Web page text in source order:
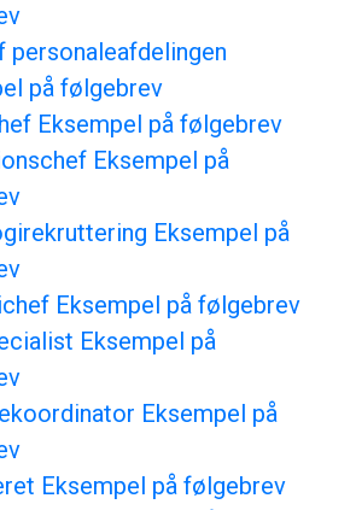
personaleafdelingen
på følgebrev
Eksempel på følgebrev
Eksempel på
Eksempel på
Eksempel på følgebrev
Eksempel på
Eksempel på
Eksempel på følgebrev